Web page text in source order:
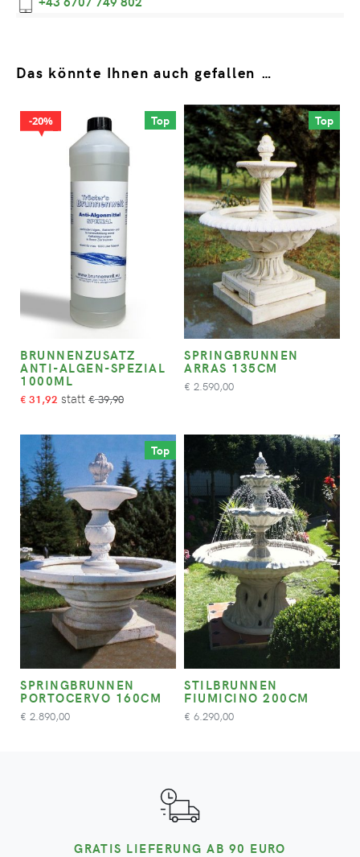
Das könnte Ihnen auch gefallen …
Top
20%
BRUNNENZUSATZ
ANTI-ALGEN-SPEZIAL
1000ML
€ 31,92 €39,90
Top
SPRINGBRUNNEN
ARRAS 135CM
€ 2.590,00
Top
SPRINGBRUNNEN
PORTOCERVO 160CM
€ 2.890,00
STILBRUNNEN
FIUMICINO 200CM
€ 6.290,00
GRATIS LIEFERUNG AB 90 EURO